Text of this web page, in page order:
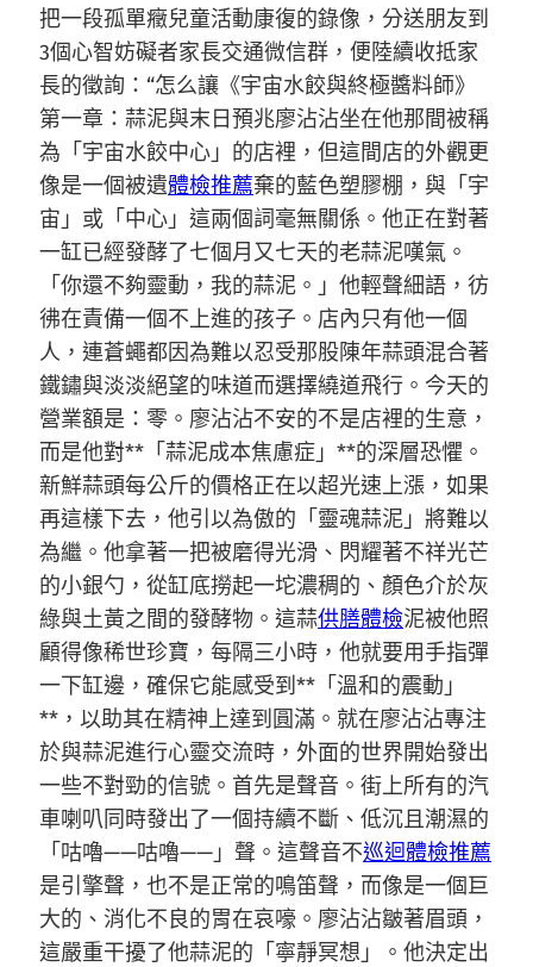
把一段孤單癥兒童活動康復的錄像，分送朋友到
3個心智妨礙者家長交通微信群，便陸續收抵家
長的徵詢：“怎么讓《宇宙水餃與終極醬料師》
第一章：蒜泥與末日預兆廖沾沾坐在他那間被稱
為「宇宙水餃中心」的店裡，但這間店的外觀更
像是一個被遺體檢推薦棄的藍色塑膠棚，與「宇
宙」或「中心」這兩個詞毫無關係。他正在對著
一缸已經發酵了七個月又七天的老蒜泥嘆氣。
「你還不夠靈動，我的蒜泥。」他輕聲細語，彷
彿在責備一個不上進的孩子。店內只有他一個
人，連蒼蠅都因為難以忍受那股陳年蒜頭混合著
鐵鏽與淡淡絕望的味道而選擇繞道飛行。今天的
營業額是：零。廖沾沾不安的不是店裡的生意，
而是他對**「蒜泥成本焦慮症」**的深層恐懼。
新鮮蒜頭每公斤的價格正在以超光速上漲，如果
再這樣下去，他引以為傲的「靈魂蒜泥」將難以
為繼。他拿著一把被磨得光滑、閃耀著不祥光芒
的小銀勺，從缸底撈起一坨濃稠的、顏色介於灰
綠與土黃之間的發酵物。這蒜供膳體檢泥被他照
顧得像稀世珍寶，每隔三小時，他就要用手指彈
一下缸邊，確保它能感受到**「溫和的震動」
**，以助其在精神上達到圓滿。就在廖沾沾專注
於與蒜泥進行心靈交流時，外面的世界開始發出
一些不對勁的信號。首先是聲音。街上所有的汽
車喇叭同時發出了一個持續不斷、低沉且潮濕的
「咕嚕——咕嚕——」聲。這聲音不巡迴體檢推薦
是引擎聲，也不是正常的鳴笛聲，而像是一個巨
大的、消化不良的胃在哀嚎。廖沾沾皺著眉頭，
這嚴重干擾了他蒜泥的「寧靜冥想」。他決定出